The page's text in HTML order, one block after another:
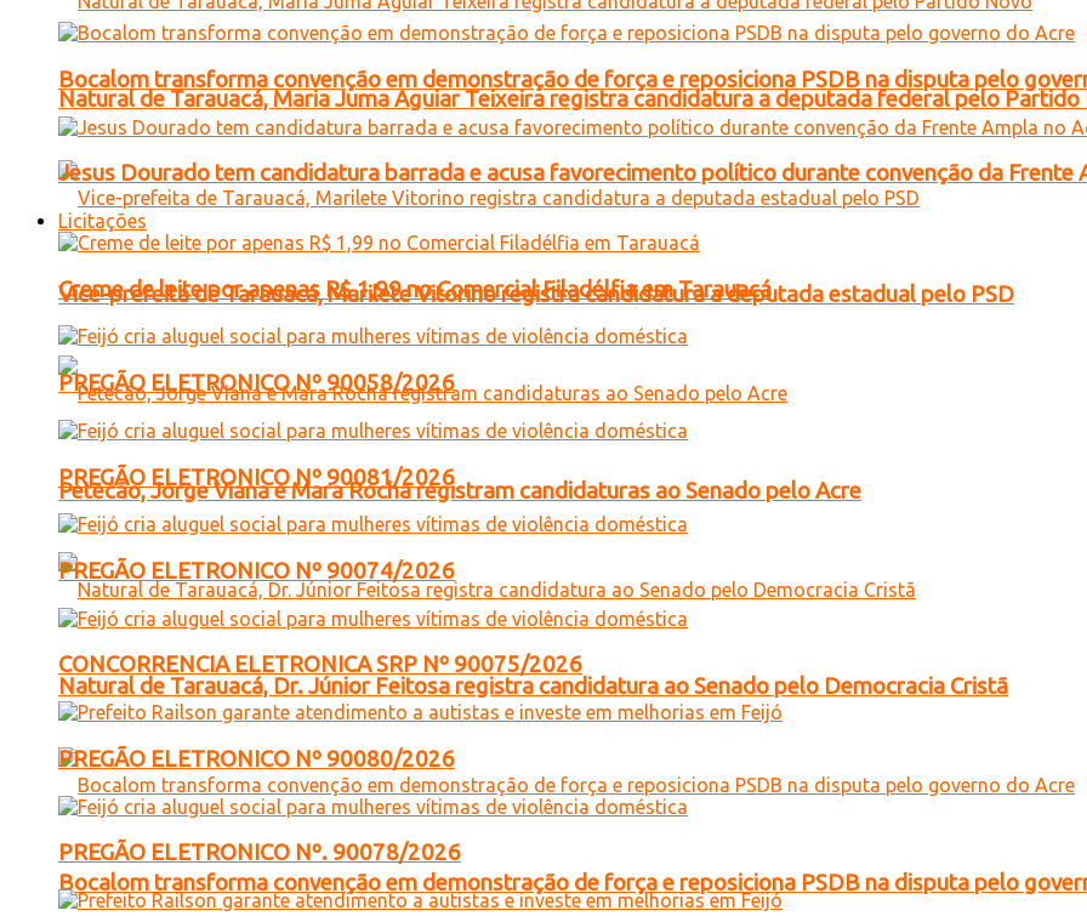
Natural de Tarauacá, Maria Juma Aguiar Teixeira registra candidatura a deputada federal pelo Partido
Vice-prefeita de Tarauacá, Marilete Vitorino registra candidatura a deputada estadual pelo PSD
Petecão, Jorge Viana e Mara Rocha registram candidaturas ao Senado pelo Acre
Natural de Tarauacá, Dr. Júnior Feitosa registra candidatura ao Senado pelo Democracia Cristã
Bocalom transforma convenção em demonstração de força e reposiciona PSDB na disputa pelo
Bocalom transforma convenção em demonstração de força e reposiciona PSDB na disputa pelo
Jesus Dourado tem candidatura barrada e acusa favorecimento político durante convenção da Frente
Licitações
Creme de leite por apenas R$ 1,99 no Comercial Filadélfia em Tarauacá
PREGÃO ELETRONICO Nº 90058/2026
PREGÃO ELETRONICO Nº 90081/2026
PREGÃO ELETRONICO Nº 90074/2026
CONCORRENCIA ELETRONICA SRP Nº 90075/2026
PREGÃO ELETRONICO Nº 90080/2026
PREGÃO ELETRONICO Nº. 90078/2026